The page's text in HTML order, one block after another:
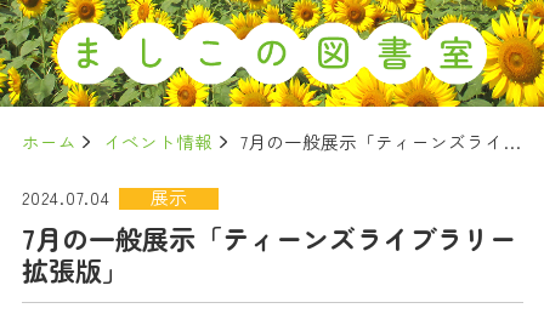
ホーム イベント情報 7月の一般展示「ティーンズライブラリー拡張版」
2024.07.04 展示
7月の一般展示「ティーンズライブラリー
拡張版」